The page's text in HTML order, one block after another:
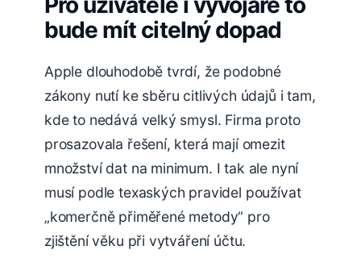
bude mít citelný dopad
Apple dlouhodobě tvrdí, že podobné
zákony nutí ke sběru citlivých údajů i tam,
kde to nedává velký smysl. Firma proto
prosazovala řešení, která mají omezit
množství dat na minimum. I tak ale nyní
musí podle texaských pravidel používat
„komerčně přiměřené metody“ pro
zjištění věku při vytváření účtu.